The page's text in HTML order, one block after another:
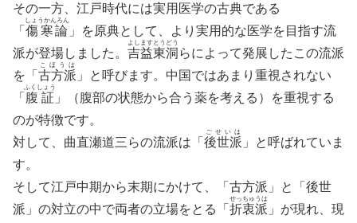
その一方、江戸時代には実用医学の古典である
「 傷寒論
しょうかんろん
」を原典として、より実用的な医学を目指す流
派が登場しました。 吉益東洞
よしますとうどう
らによって発展したこの流派
を「 古方派
こほうは
」と呼びます。中国ではあまり重視されない
「 腹証
ふくしょう
」（腹部の状態から合う薬を考える）を重視する
のが特徴です。
対して、曲直瀬道三らの流派は「 後世派
ごせいは
」と呼ばれていま
す。
そして江戸中期から末期にかけて、「古方派」と「後世
派」の対立の中で両者の立場をとる「 折衷派
せっちゅうは
」が現れ、現